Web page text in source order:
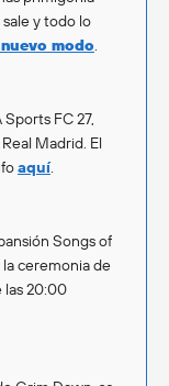
y todo lo
modo.
FC 27,
Madrid. El
aquí.
Songs of
ceremonia de
las 20:00